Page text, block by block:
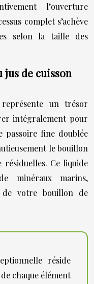
l’ouverture
complet s’achève
selon la taille des
de cuisson
un trésor
intégralement pour
fine doublée
le bouillon
Ce liquide
minéraux marins,
de votre bouillon de
réside
chaque élément